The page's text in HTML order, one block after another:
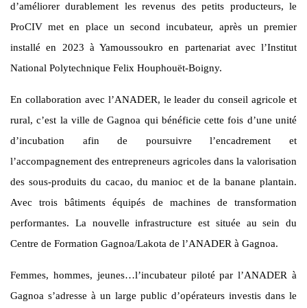
d’améliorer durablement les revenus des petits producteurs, le
ProCIV met en place un second incubateur, après un premier
installé en 2023 à Yamoussoukro en partenariat avec l’Institut
National Polytechnique Felix Houphouët-Boigny.
En collaboration avec l’ANADER, le leader du conseil agricole et
rural, c’est la ville de Gagnoa qui bénéficie cette fois d’une unité
d’incubation afin de poursuivre l’encadrement et
l’accompagnement des entrepreneurs agricoles dans la valorisation
des sous-produits du cacao, du manioc et de la banane plantain.
Avec trois bâtiments équipés de machines de transformation
performantes. La nouvelle infrastructure est située au sein du
Centre de Formation Gagnoa/Lakota de l’ANADER à Gagnoa.
Femmes, hommes, jeunes…l’incubateur piloté par l’ANADER à
Gagnoa s’adresse à un large public d’opérateurs investis dans le